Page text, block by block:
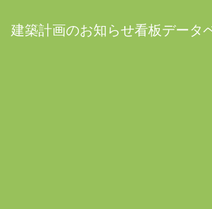
建築計画のお知らせ看板データ